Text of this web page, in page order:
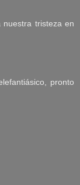
tristeza en
pronto